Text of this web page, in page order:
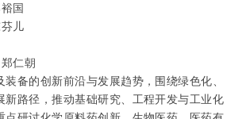
国
芬儿
郑仁朝
备的创新前沿与发展趋势，围绕绿色化、
新路径，推动基础研究、工程开发与工业化